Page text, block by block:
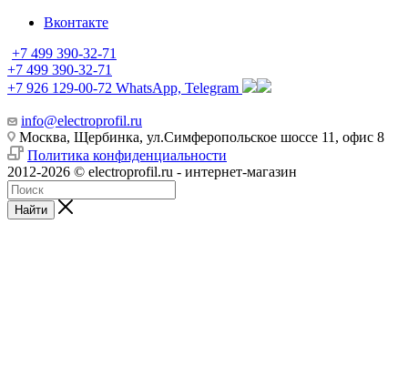
Вконтакте
+7 499 390-32-71
+7 499 390-32-71
+7 926 129-00-72 WhatsApp, Telegram
info@electroprofil.ru
Москва, Щербинка, ул.Симферопольское шоссе 11, офис 8
Политика конфиденциальности
2012-2026 © electroprofil.ru - интернет-магазин
Найти